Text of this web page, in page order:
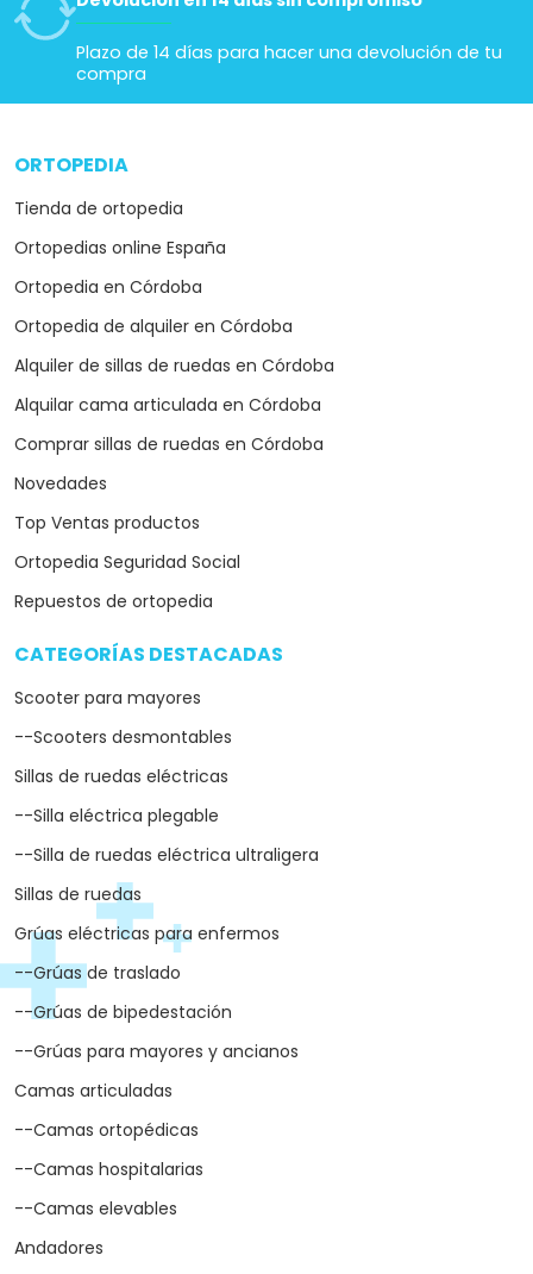
Plazo de 14 días para hacer una devolución de tu
compra
ORTOPEDIA
Tienda de ortopedia
Ortopedias online España
Ortopedia en Córdoba
Ortopedia de alquiler en Córdoba
Alquiler de sillas de ruedas en Córdoba
Alquilar cama articulada en Córdoba
Comprar sillas de ruedas en Córdoba
Novedades
Top Ventas productos
Ortopedia Seguridad Social
Repuestos de ortopedia
CATEGORÍAS DESTACADAS
Scooter para mayores
--Scooters desmontables
Sillas de ruedas eléctricas
--Silla eléctrica plegable
--Silla de ruedas eléctrica ultraligera
Sillas de ruedas
Grúas eléctricas para enfermos
--Grúas de traslado
--Grúas de bipedestación
--Grúas para mayores y ancianos
Camas articuladas
--Camas ortopédicas
--Camas hospitalarias
--Camas elevables
Andadores